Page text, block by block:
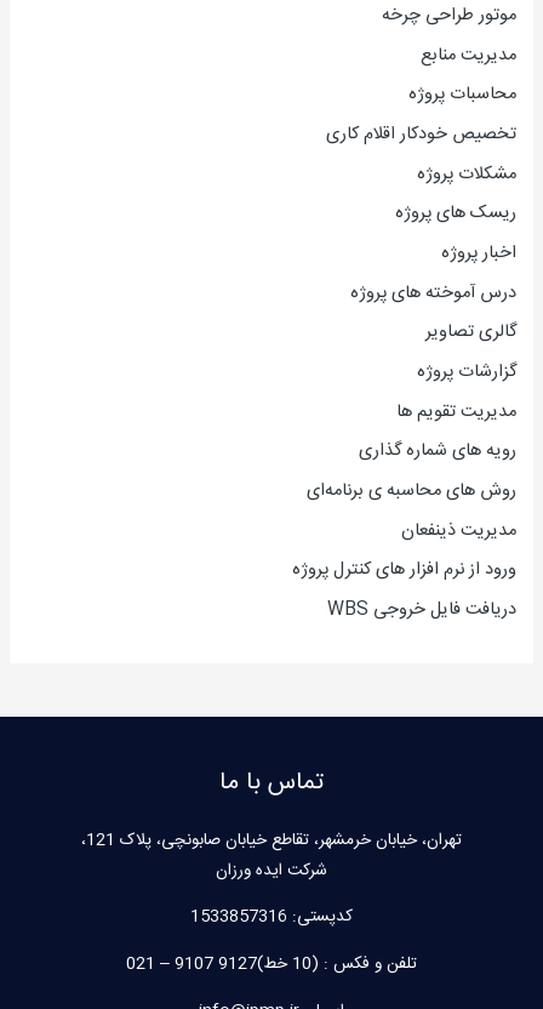
موتور طراحی چرخه
مدیریت منابع
محاسبات پروژه
تخصیص خودکار اقلام کاری
مشکلات پروژه
ریسک های پروژه
اخبار پروژه
درس آموخته های پروژه
گالری تصاویر
گزارشات پروژه
مدیریت تقویم ها
رویه های شماره گذاری
روش های محاسبه ی برنامه‌ای
مدیریت ذینفعان
ورود از نرم افزار های کنترل پروژه
دریافت فایل خروجی WBS
تماس با ما
تهران، خیابان خرمشهر، تقاطع خیابان صابونچی، پلاک 121،
شرکت ایده ورزان
کدپستی: 1533857316
تلفن و فکس : (10 خط)9127 9107 – 021